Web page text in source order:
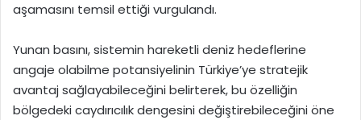
aşamasını temsil ettiği vurgulandı.
Yunan basını, sistemin hareketli deniz hedeflerine
angaje olabilme potansiyelinin Türkiye’ye stratejik
avantaj sağlayabileceğini belirterek, bu özelliğin
bölgedeki caydırıcılık dengesini değiştirebileceğini öne